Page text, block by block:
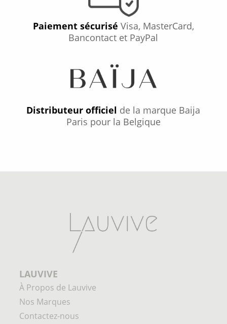
Paiement sécurisé Visa, MasterCard,
Bancontact et PayPal
Distributeur officiel de la marque Baija
Paris pour la Belgique
LAUVIVE
À Propos de Lauvive
Nos Marques
Contactez-nous